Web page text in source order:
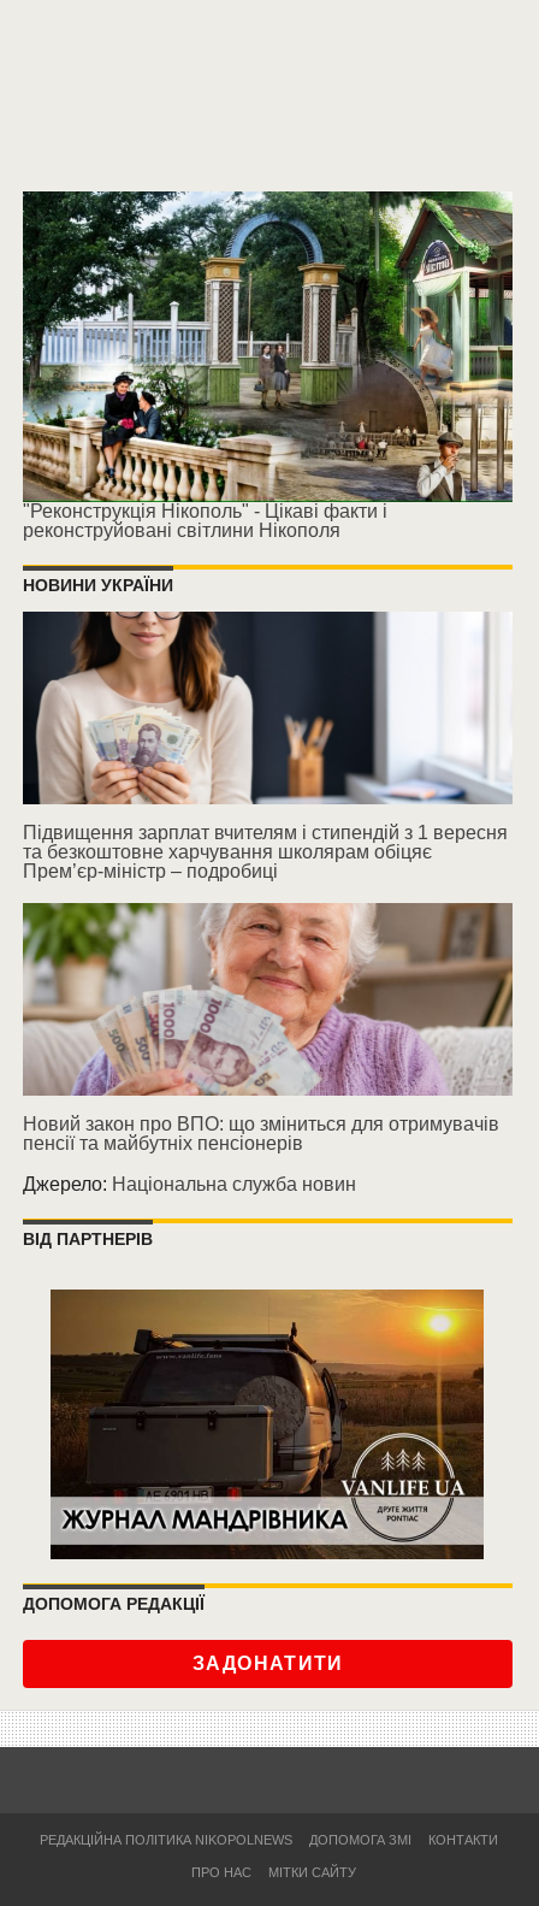
"Реконструкція Нікополь" - Цікаві факти і
реконструйовані світлини Нікополя
НОВИНИ УКРАЇНИ
Підвищення зарплат вчителям і стипендій з 1 вересня
та безкоштовне харчування школярам обіцяє
Прем’єр-міністр – подробиці
Новий закон про ВПО: що зміниться для отримувачів
пенсії та майбутніх пенсіонерів
Джерело: Національна служба новин
ВІД ПАРТНЕРІВ
ДОПОМОГА РЕДАКЦІЇ
ЗАДОНАТИТИ
РЕДАКЦІЙНА ПОЛІТИКА NIKOPOLNEWS ДОПОМОГА ЗМІ КОНТАКТИ
ПРО НАС МІТКИ САЙТУ